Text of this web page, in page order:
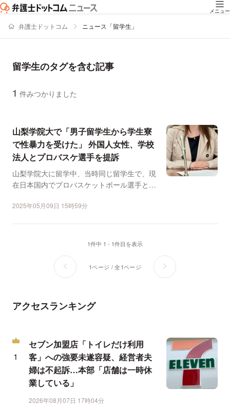
メニュー
弁護士ドットコム ニュース「留学生」
留学生のタグを含む記事
1 件みつかりました
山梨学院大で「男子留学生から学生寮
で性暴力を受けた」 外国人女性、学校
法人とプロバスケ選手を提訴
山梨学院大に留学中、当時同じ留学生で、現
在日本国内でプロバスケットボール選手とし
2025年05月09日 15時59分
1件中 1 - 1件目を表示
1ページ / 全1ページ
アクセスランキング
セブン加盟店「トイレだけ利用
客」への強要未遂容疑、経営者夫
婦は不起訴…本部「店舗は一時休
業している」
2026年08月07日 17時04分